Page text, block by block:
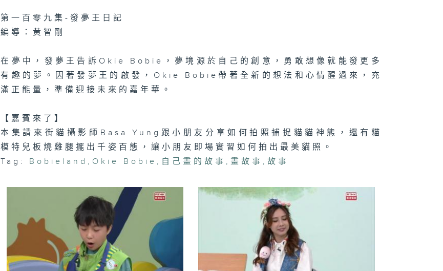
第二百七十集 -
【手作Easy
【跟住Wheel 仔
周圍Look】狐獴
第二百六十九集 -
《還要等100個夜
晚》- 享受當下
第二百六十八集 -
《還要等100個夜
晚》- 時間有快有
第一百零九集-發夢王日記
編導：黄智剛
在夢中，發夢王告訴Okie Bobie，夢境源於自己的創意，勇敢想像就能發更多
有趣的夢。因著發夢王的啟發，Okie Bobie帶著全新的想法和心情醒過來，充
滿正能量，準備迎接未來的嘉年華。
【嘉賓來了】
本集請來街貓攝影師Basa Yung跟小朋友分享如何拍照捕捉貓貓神態，還有貓
模特兒板燒雞腿擺出千姿百態，讓小朋友即場實習如何拍出最美貓照。
Tag:
Bobieland , Okie Bobie , 自己畫的故事 ,畫故事 ,故事